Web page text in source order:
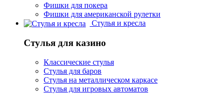
Фишки для покера
Фишки для американской рулетки
Стулья и кресла
Стулья для казино
Классические стулья
Стулья для баров
Стулья на металлическом каркасе
Стулья для игровых автоматов